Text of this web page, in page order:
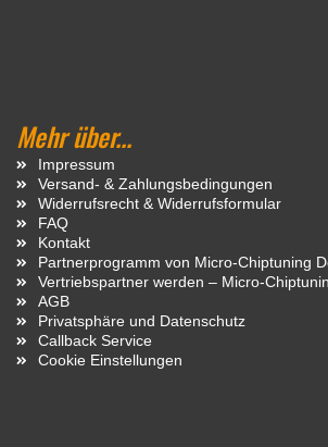
Mehr über...
Impressum
Versand- & Zahlungsbedingungen
Widerrufsrecht & Widerrufsformular
FAQ
Kontakt
Partnerprogramm von Micro-Chiptuning
Vertriebspartner werden – Micro-
AGB
Privatsphäre und Datenschutz
Callback Service
Cookie Einstellungen